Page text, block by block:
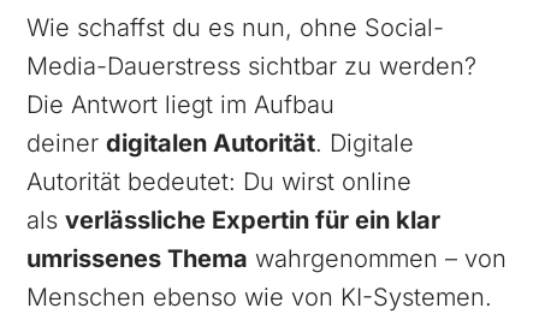
Wie schaffst du es nun, ohne Social-
Media-Dauerstress sichtbar zu werden?
Die Antwort liegt im Aufbau
deinerdigitalen Autorität. Digitale
Autorität bedeutet: Du wirst online
alsverlässliche Expertin für ein klar
umrissenes Thema wahrgenommen – von
Menschen ebenso wie von KI-Systemen.